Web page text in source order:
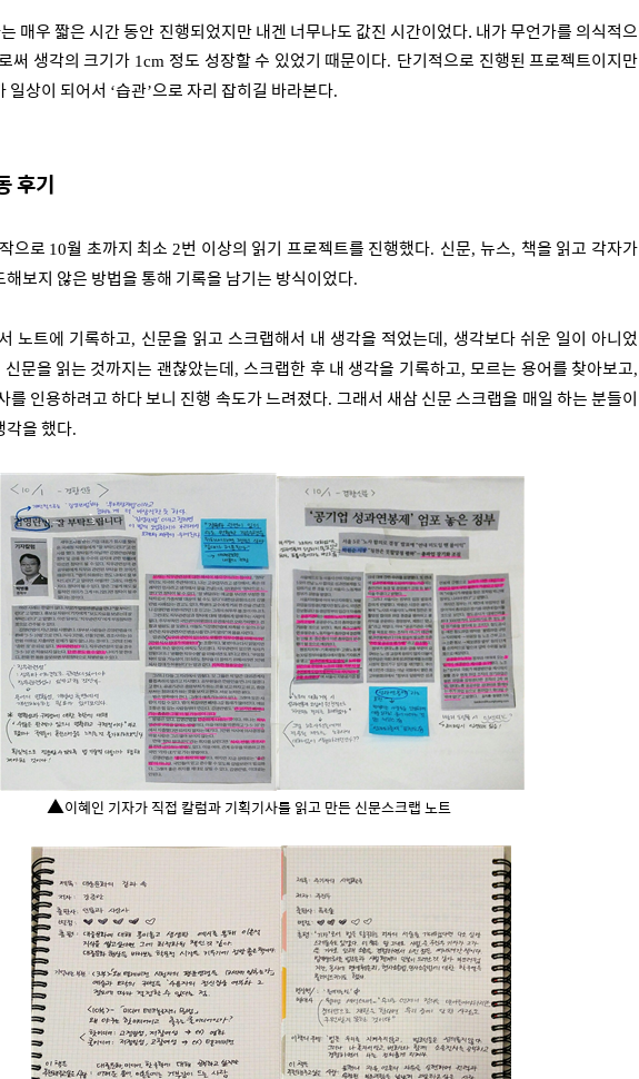
매우 짧은 시간 동안 진행되었지만 내겐 너무나도 값진 시간이었다. 내가 무언가를 의식적으
써 생각의 크기가 1cm 정도 성장할 수 있었기 때문이다. 단기적으로 진행된 프로젝트이지만
일상이 되어서 ‘습관’으로 자리 잡히길 바라본다.
후기
으로 10월 초까지 최소 2번 이상의 읽기 프로젝트를 진행했다. 신문,뉴스, 책을 읽고 각자가
보지 않은 방법을 통해 기록을 남기는 방식이었다.
노트에 기록하고, 신문을 읽고 스크랩해서 내 생각을 적었는데, 생각보다 쉬운 일이 아니었
문을 읽는 것까지는 괜찮았는데,스크랩한 후 내 생각을 기록하고,모르는 용어를 찾아보고,
를 인용하려고 하다 보니 진행 속도가 느려졌다. 그래서 새삼 신문 스크랩을 매일 하는 분들이
각을 했다.
▲이혜인 기자가 직접 칼럼과 기획기사를 읽고 만든 신문스크랩 노트